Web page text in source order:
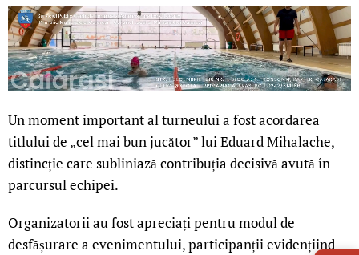
Un moment important al turneului a fost acordarea
titlului de „cel mai bun jucător” lui Eduard Mihalache,
distincție care subliniază contribuția decisivă avută în
parcursul echipei.
Organizatorii au fost apreciați pentru modul de
desfășurare a evenimentului, participanții evidențiindLIVE